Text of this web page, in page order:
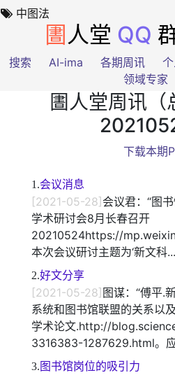
中图法
圕 人堂 QQ
搜索 AI-ima 各期周讯
领域专家
圕人堂周讯
下载本期
1.会议消息
[2021-05-28]会议君：“图
学术研讨会8月长春召开
20210524https://
本次会议研讨主题为‘新文科...
2.好文分享
[2021-05-28]图谋：“傅平.
系统和图书馆联盟的关系以
学术论文.http://
3316383-1287629.html。
3. 图书馆岗位的吸引力